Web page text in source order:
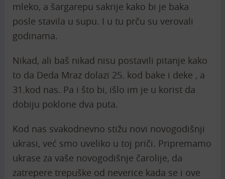
mleko, a šargarepu sakrije kako bi je baka
posle stavila u supu. I u tu prču su verovali
godinama.
Nikad, ali baš nikad nisu postavili pitanje kako
to da Deda Mraz dolazi 25. kod bake i deke , a
31.kod nas. Pa i što bi, išlo im je u korist da
dobiju poklone dva puta.
Kod nas svakodnevno stižu novi novogodišnji
ukrasi, već smo uveliko u toj priči. Pripremamo
ukrase za vaše novogodišnje čarolije, da
zatrepere trepuške od neverice kada se i ove